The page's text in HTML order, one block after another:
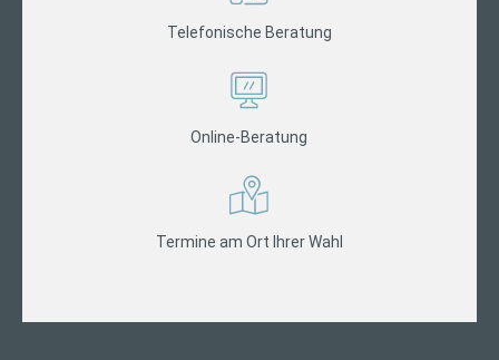
Telefonische Beratung
Online-Beratung
Termine am Ort Ihrer Wahl